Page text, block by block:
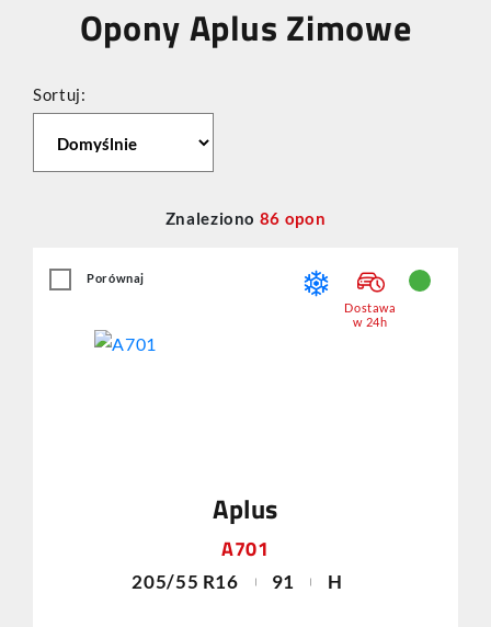
Opony Aplus Zimowe
Sortuj:
Znaleziono 86 opon
Aplus
A701
205/55 R16 91 H
Porównaj
Dostawa
w 24h